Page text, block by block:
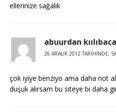
ellerinize sağalık
abuurdan
26 ARALIK 2012 TARIHINDE,
çok iyiye benziyo ama daha not
duşuk alırsam bu siteye bi daha